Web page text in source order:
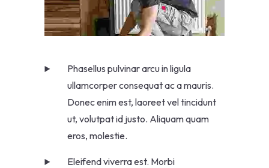
Phasellus pulvinar arcu in ligula
ullamcorper consequat ac a mauris.
Donec enim est, laoreet vel tincidunt
ut, volutpat id justo. Aliquam quam
eros, molestie.
Eleifend viverra est. Morbi